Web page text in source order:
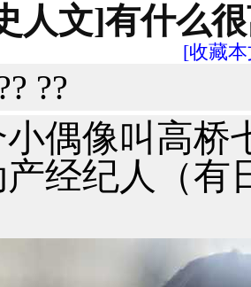
人文]有什么
[收藏
??
小偶像叫高
产经纪人（有